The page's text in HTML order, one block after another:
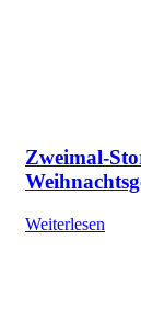
Zweimal-
Weiterlesen